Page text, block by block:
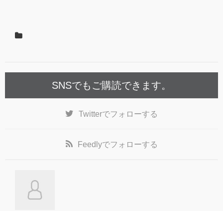
SNSでもご購読できます。
Twitterでフォローする
Feedlyでフォローする